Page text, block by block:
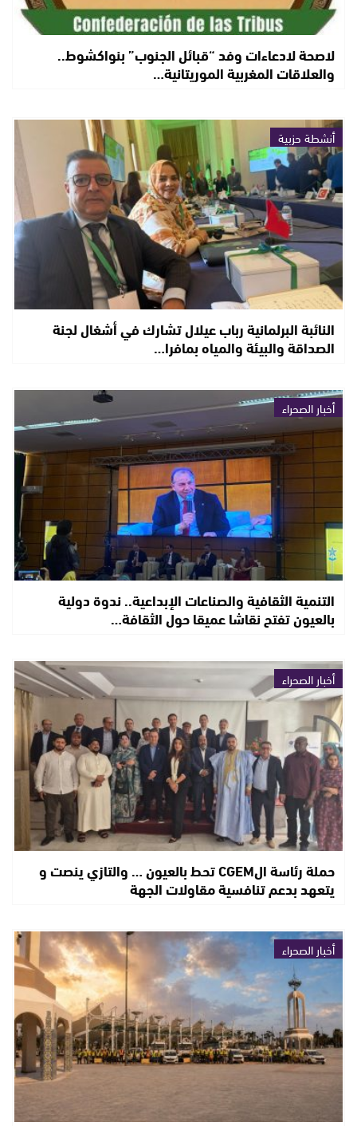
لاصحة لادعاءات وفد “قبائل الجنوب” بنواكشوط..
والعلاقات المغربية الموريتانية…
أنشطة حزبية
النائبة البرلمانية رباب عيلال تشارك في أشغال لجنة
الصداقة والبيئة والمياه بمافرا…
أخبار الصحراء
التنمية الثقافية والصناعات الإبداعية.. ندوة دولية
بالعيون تفتح نقاشا عميقا حول الثقافة…
أخبار الصحراء
حملة رئاسة الCGEM تحط بالعيون … والتازي ينصت و
يتعهد بدعم تنافسية مقاولات الجهة
أخبار الصحراء